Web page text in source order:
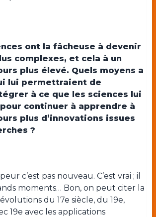
ont la fâcheuse à devenir
complexes, et cela à un
plus élevé. Quels moyens a
lui permettraient de
à ce que les sciences lui
continuer à apprendre à
plus d’innovations issues
?
c’est pas nouveau. C’est vrai ; il
moments… Bon, on peut citer la
du 17e siècle, du 19e,
19e avec les applications